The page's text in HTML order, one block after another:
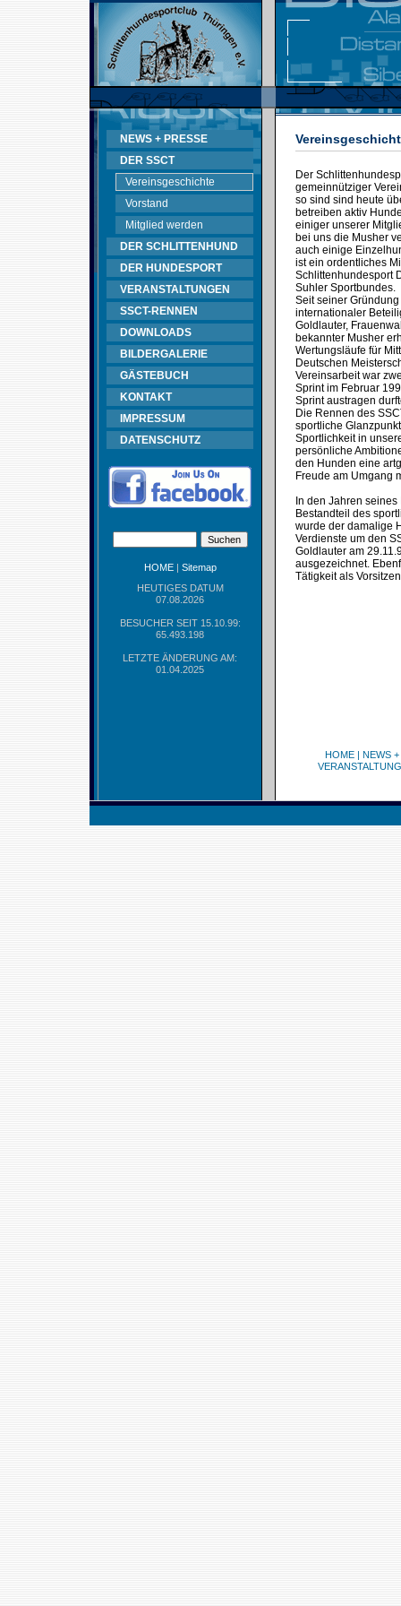
NEWS + PRESSE
DER SSCT
Vereinsgeschichte
Vorstand
Mitglied werden
DER SCHLITTENHUND
DER HUNDESPORT
VERANSTALTUNGEN
SSCT-RENNEN
DOWNLOADS
BILDERGALERIE
GÄSTEBUCH
KONTAKT
IMPRESSUM
DATENSCHUTZ
HOME| Sitemap
HEUTIGES DATUM
07.08.2026
BESUCHER SEIT 15.10.99:
65.493.198
LETZTE ÄNDERUNG AM:
01.04.2025
Der
gemeinnütziger
so sind sind heute
betreiben aktiv
einiger unserer
bei uns die Musher
auch einige
ist ein ordentliches
Schlittenhundesport
Suhler Sportbundes.
Seit seiner
internationaler
Goldlauter,
bekannter Musher
Wertungsläufe für
Deutschen
Vereinsarbeit war
Sprint im Februar
Sprint austragen
Die Rennen des
sportliche
Sportlichkeit in
persönliche
den Hunden eine
Freude am Umgang
In den Jahren
Bestandteil des
wurde der damalige
Verdienste um den
Goldlauter am
ausgezeichnet.
Tätigkeit als
HOME| NEWS